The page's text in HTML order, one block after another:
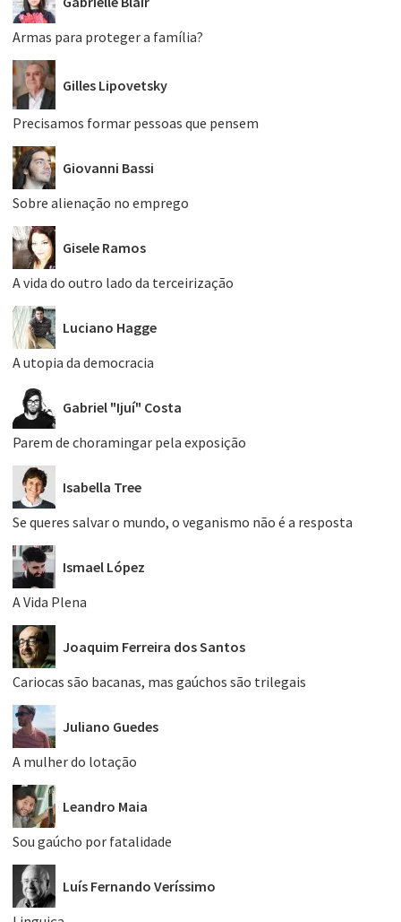
Armas para proteger a família?
Gilles Lipovetsky
Precisamos formar pessoas que pensem
Giovanni Bassi
Sobre alienação no emprego
Gisele Ramos
A vida do outro lado da terceirização
Luciano Hagge
A utopia da democracia
Gabriel "Ijuí" Costa
Parem de choramingar pela exposição
Isabella Tree
Se queres salvar o mundo, o veganismo não é a resposta
Ismael López
A Vida Plena
Joaquim Ferreira dos Santos
Cariocas são bacanas, mas gaúchos são trilegais
Juliano Guedes
A mulher do lotação
Leandro Maia
Sou gaúcho por fatalidade
Luís Fernando Veríssimo